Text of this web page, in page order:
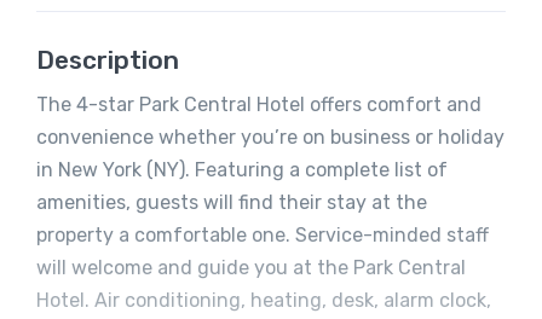
Description
The 4-star Park Central Hotel offers comfort and
convenience whether you’re on business or holiday
in New York (NY). Featuring a complete list of
amenities, guests will find their stay at the
property a comfortable one. Service-minded staff
will welcome and guide you at the Park Central
Hotel. Air conditioning, heating, desk, alarm clock,